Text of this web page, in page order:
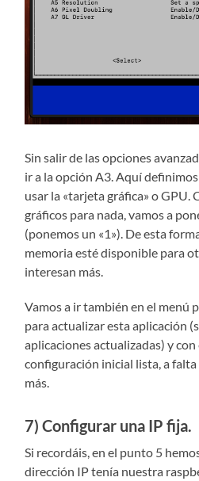
Sin salir de las opciones
ir a la opción A3. Aquí
usar la «tarjeta gráfica» o GPU.
gráficos para nada, vamos a
(ponemos un «1»). De esta
memoria esté disponible para
interesan más.
Vamos a ir también en el menú
para actualizar esta aplicación
aplicaciones actualizadas) y
configuración inicial lista, a
más.
7) Configurar una IP fija.
Si recordáis, en el punto 5
dirección IP tenía nuestra